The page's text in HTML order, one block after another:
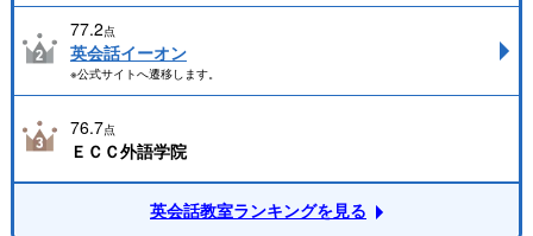
77.2点
英会話イーオン
※公式サイトへ遷移します。
76.7点
ＥＣＣ外語学院
英会話教室ランキングを見る